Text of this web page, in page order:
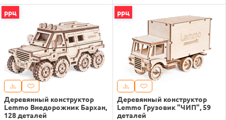
ррц
Деревянный конструктор
Lemmo Внедорожник Бархан,
128 деталей
ррц
Деревянный конструктор
Lemmo Грузовик "ЧИП", 59
деталей